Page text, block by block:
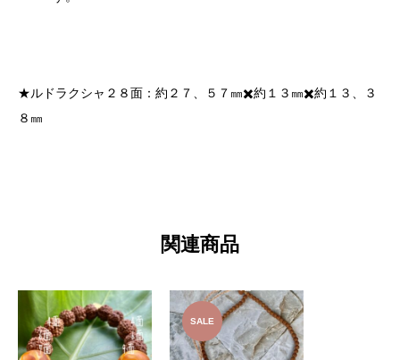
★ルドラクシャ２８面：約２７、５７㎜✖️約１３㎜✖️約１３、３
８㎜
関連商品
SALE